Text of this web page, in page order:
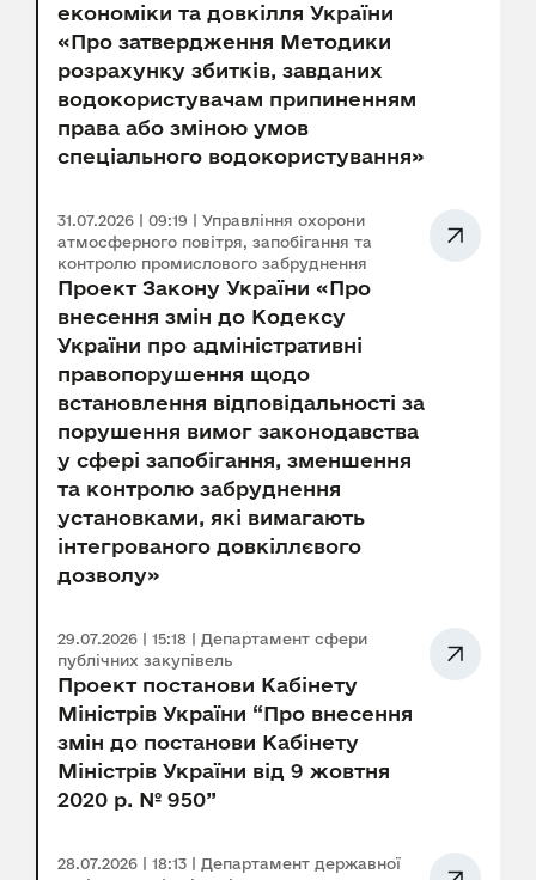
економіки та довкілля України
«Про затвердження Методики
розрахунку збитків, завданих
водокористувачам припиненням
права або зміною умов
спеціального водокористування»
31.07.2026 | 09:19 | Управління охорони
атмосферного повітря, запобігання та
контролю промислового забруднення
Проект Закону України «Про
внесення змін до Кодексу
України про адміністративні
правопорушення щодо
встановлення відповідальності за
порушення вимог законодавства
у сфері запобігання, зменшення
та контролю забруднення
установками, які вимагають
інтегрованого довкіллєвого
дозволу»
29.07.2026 | 15:18 | Департамент сфери
публічних закупівель
Проект постанови Кабінету
Міністрів України “Про внесення
змін до постанови Кабінету
Міністрів України від 9 жовтня
2020 р. № 950”
28.07.2026 | 18:13 | Департамент державної